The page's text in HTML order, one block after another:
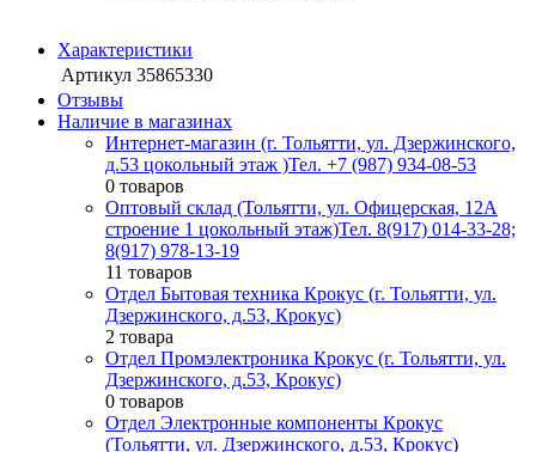
Характеристики
Артикул 35865330
Отзывы
Наличие в магазинах
Интернет-магазин (г. Тольятти, ул. Дзержинского,
д.53 цокольный этаж )Тел. +7 (987) 934-08-53
0 товаров
Оптовый склад (Тольятти, ул. Офицерская, 12А
строение 1 цокольный этаж)Тел. 8(917) 014-33-28;
8(917) 978-13-19
11 товаров
Отдел Бытовая техника Крокус (г. Тольятти, ул.
Дзержинского, д.53, Крокус)
2 товара
Отдел Промэлектроника Крокус (г. Тольятти, ул.
Дзержинского, д.53, Крокус)
0 товаров
Отдел Электронные компоненты Крокус
(Тольятти, ул. Дзержинского, д.53, Крокус)